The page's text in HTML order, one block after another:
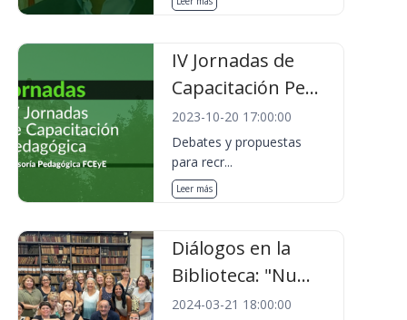
IV Jornadas de
Capacitación Pe...
2023-10-20 17:00:00
Debates y propuestas
para recr...
Leer más
Diálogos en la
Biblioteca: "Nu...
2024-03-21 18:00:00